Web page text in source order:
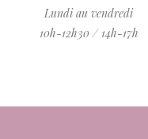
Lundi au vendredi
10h-12h30 / 14h-17h